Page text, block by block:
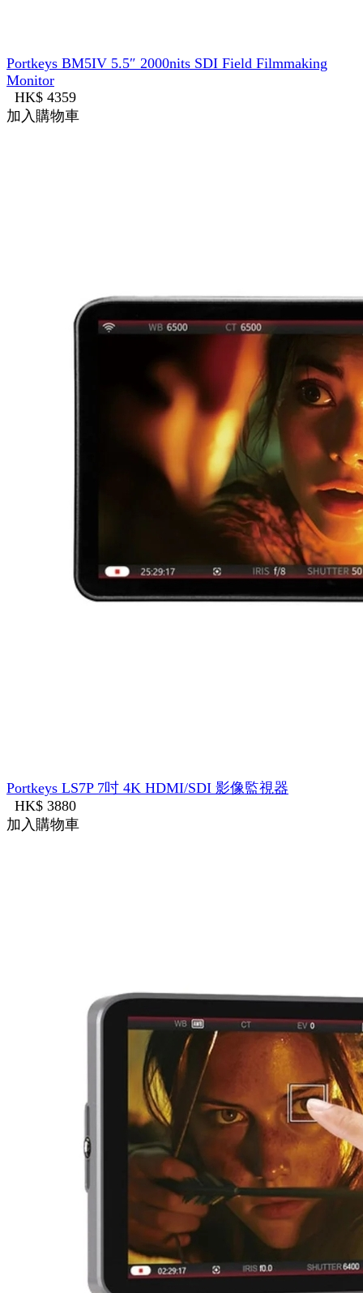
Portkeys BM5IV 5.5″ 2000nits SDI Field Filmmaking
Monitor
HK$ 4359
加入購物車
Portkeys LS7P 7吋 4K HDMI/SDI 影像監視器
HK$ 3880
加入購物車